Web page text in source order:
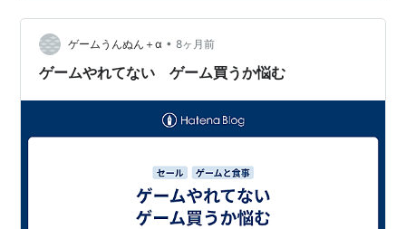
ゲームうんぬん＋α • 8ヶ月前
ゲームやれてない ゲーム買うか悩む